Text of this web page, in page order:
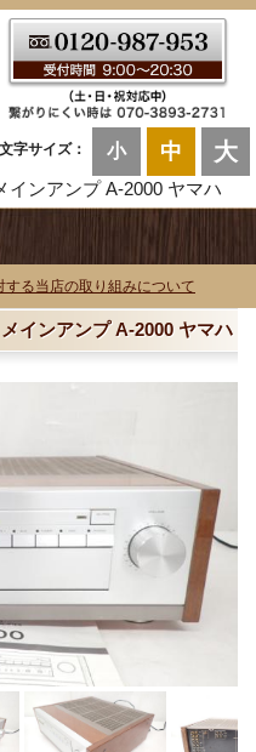
文字サイズ： 小 中 大
インアンプ A-2000 ヤマハ
する当店の取り組みについて
インアンプ A-2000 ヤマハ